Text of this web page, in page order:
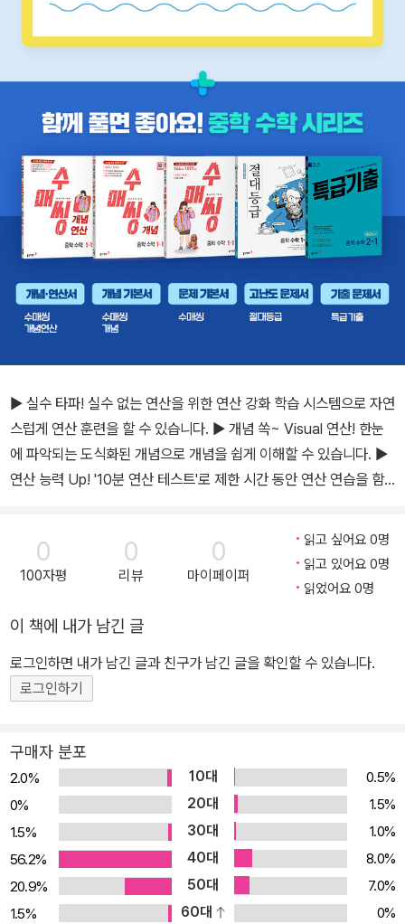
▶ 실수 타파! 실수 없는 연산을 위한 연산 강화 학습 시스템으로 자연
스럽게 연산 훈련을 할 수 있습니다. ▶ 개념 쏙~ Visual 연산! 한눈
에 파악되는 도식화된 개념으로 개념을 쉽게 이해할 수 있습니다. ▶
연산 능력 Up! '10분 연산 테스트'로 제한 시간 동안 연산 연습을 함
0
100자평
0
리뷰
0
마이페이퍼
읽고 싶어요 0명
읽고 있어요 0명
읽었어요 0명
이 책에 내가 남긴 글
로그인하면 내가 남긴 글과 친구가 남긴 글을 확인할 수 있습니다.
로그인하기
구매자 분포
2.0% 10대
0.5%
0%
20대
1.5%
1.5%
30대
1.0%
56.2%
40대
8.0%
20.9%
50대
7.0%
1.5%
60대
0%